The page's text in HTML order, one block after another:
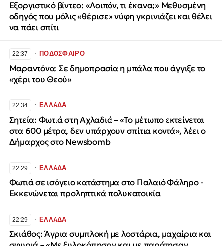
Εξοργιστικό βίντεο: «Λοιπόν, τι έκανα;» Μεθυσμένη
οδηγός που μόλις «θέρισε» νύφη γκρινιάζει και θέλει
να πάει σπίτι
22:37 ∙ΠΟΔΟΣΦΑΙΡΟ
Μαραντόνα: Σε δημοπρασία η μπάλα που άγγιξε το
«χέρι του Θεού»
22:34 ∙ΕΛΛΑΔΑ
Σητεία: Φωτιά στη Αχλαδιά – «Το μέτωπο εκτείνεται
στα 600 μέτρα, δεν υπάρχουν σπίτια κοντά», λέει ο
Δήμαρχος στο Newsbomb
22:29 ∙ΕΛΛΑΔΑ
Φωτιά σε ισόγειο κατάστημα στο Παλαιό Φάληρο -
Εκκενώνεται προληπτικά πολυκατοικία
22:29 ∙ΕΛΛΑΔΑ
Σκιάθος: Άγρια συμπλοκή με λοστάρια, μαχαίρια και